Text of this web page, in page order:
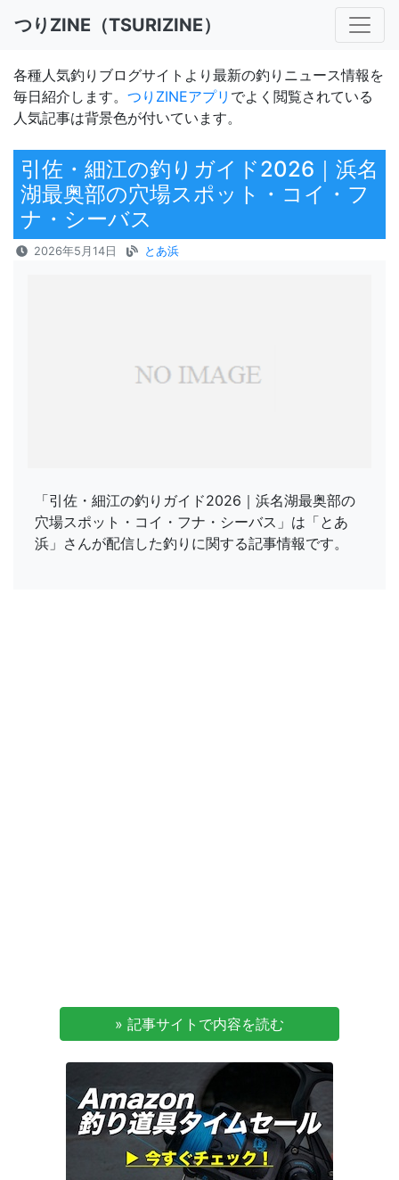
つりZINE（TSURIZINE）
各種人気釣りブログサイトより最新の釣りニュース情報を
毎日紹介します。 つりZINEアプリ でよく閲覧されている
人気記事は背景色が付いています。
引佐・細江の釣りガイド2026｜浜名
湖最奥部の穴場スポット・コイ・フ
ナ・シーバス
2026年5月14日 とあ浜
「引佐・細江の釣りガイド2026｜浜名湖最奥部の
穴場スポット・コイ・フナ・シーバス」は「とあ
浜」さんが配信した釣りに関する記事情報です。
» 記事サイトで内容を読む